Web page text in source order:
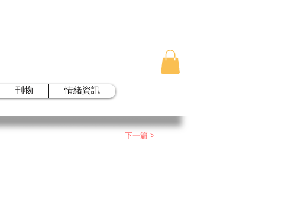
刊物 情緒資訊
下一篇 >